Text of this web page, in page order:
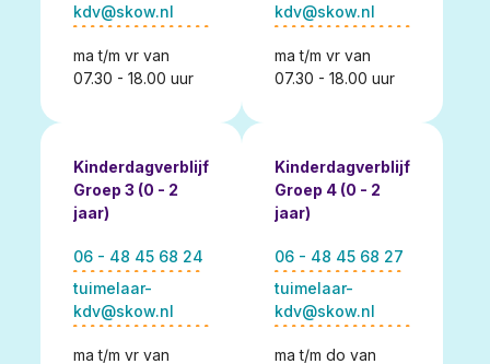
kdv@skow.nl
ma t/m vr van
07.30 - 18.00 uur
kdv@skow.nl
ma t/m vr van
07.30 - 18.00 uur
Kinderdagverblijf
Groep 3 (0 - 2
jaar)
06 - 48 45 68 24
tuimelaar-
kdv@skow.nl
ma t/m vr van
Kinderdagverblijf
Groep 4 (0 - 2
jaar)
06 - 48 45 68 27
tuimelaar-
kdv@skow.nl
ma t/m do van